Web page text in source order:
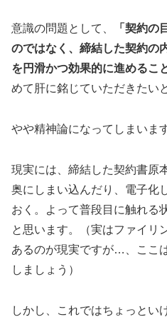
意識の問題として、
「契約の
のではなく、締結した契約の
を円滑かつ効果的に進めるこ
めて肝に銘じていただきたい
やや精神論になってしまいま
現実には、締結した契約書原
奥にしまい込んだり、電子化
おく。よって普段目に触れる
と思います。（実はファイリ
あるのが現実ですが…、ここ
しましょう）
しかし、これではちょっとい